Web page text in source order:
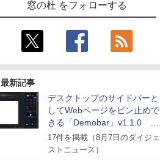
窓の杜 をフォローする
最新記事
デスクトップのサイドバーと
してWebページをピン止めで
きる「Demobar」v1.1.0 ほ
か
17件を掲載（8月7日のダイジェ
ストニュース）